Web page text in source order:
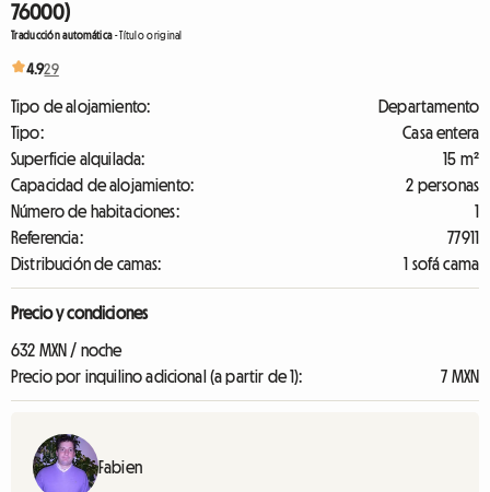
76000)
Traducción automática-Título original
4.929
Tipo de alojamiento:
Departamento
Tipo:
Casa entera
Superficie alquilada:
15 m²
Capacidad de alojamiento:
2 personas
Número de habitaciones:
1
Referencia:
77911
Distribución de camas:
1 sofá cama
Precio y condiciones
632 MXN / noche
Precio por inquilino adicional (a partir de 1):
7 MXN
Fabien